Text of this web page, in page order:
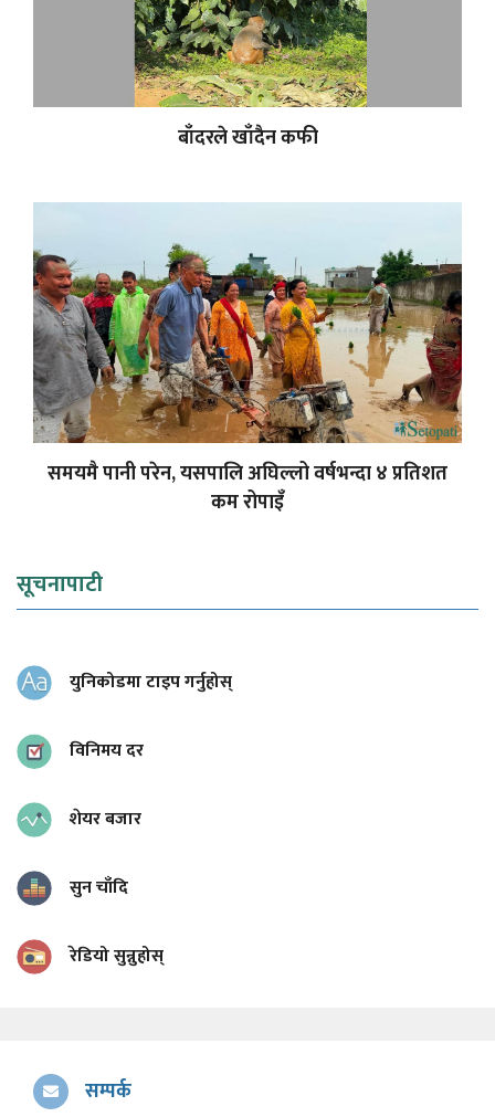
बाँदरले खाँदैन कफी
समयमै पानी परेन, यसपालि अघिल्लो वर्षभन्दा ४ प्रतिशत
कम रोपाइँ
सूचनापाटी
युनिकोडमा टाइप गर्नुहोस्
विनिमय दर
शेयर बजार
सुन चाँदि
रेडियो सुन्नुहोस्
सम्पर्क